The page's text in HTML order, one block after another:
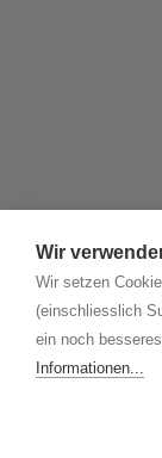
Wir
Wir setzen
(einschliesslich
ein noch
Informationen...